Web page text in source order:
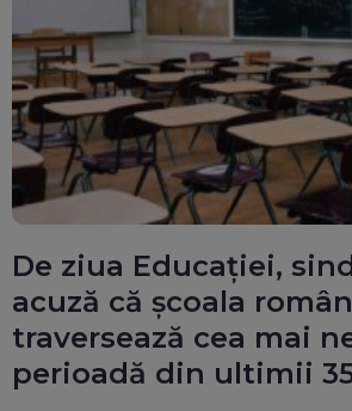
De ziua Educației,
acuză că școala
traversează cea mai
perioadă din ultimii